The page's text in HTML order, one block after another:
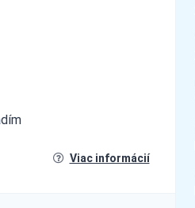
Viac informácií